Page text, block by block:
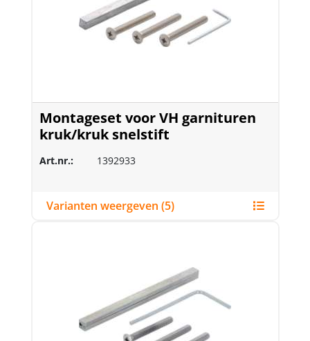
Montageset voor VH garnituren
kruk/kruk snelstift
Art.nr.: 1392933
Varianten weergeven (5)